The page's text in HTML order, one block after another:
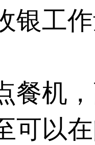
银工
餐机
可以